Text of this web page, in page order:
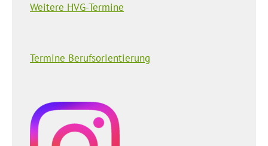
Weitere HVG-Termine
Termine Berufsorientierung